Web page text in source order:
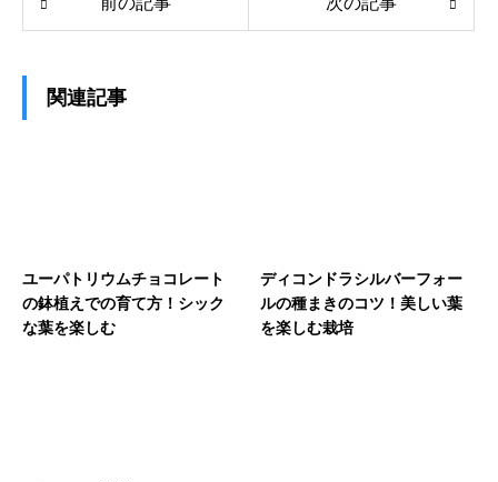
関連記事
ユーパトリウムチョコレート
の鉢植えでの育て方！シック
な葉を楽しむ
ディコンドラシルバーフォー
ルの種まきのコツ！美しい葉
を楽しむ栽培